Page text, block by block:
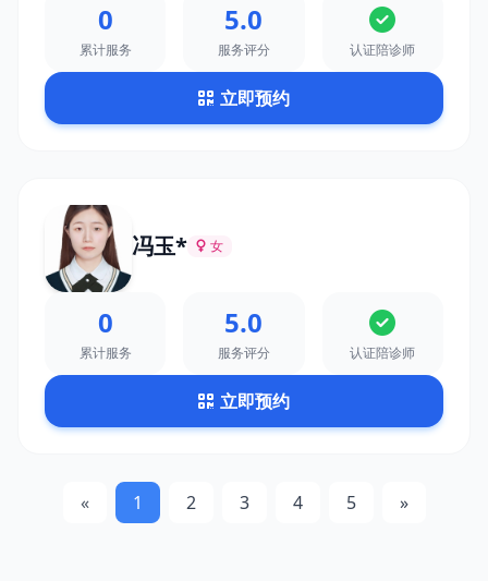
0
累计服务
5.0
服务评分 认证陪诊师
立即预约
冯玉* 女
0
累计服务
5.0
服务评分 认证陪诊师
立即预约
« 1 2 3 4 5 »